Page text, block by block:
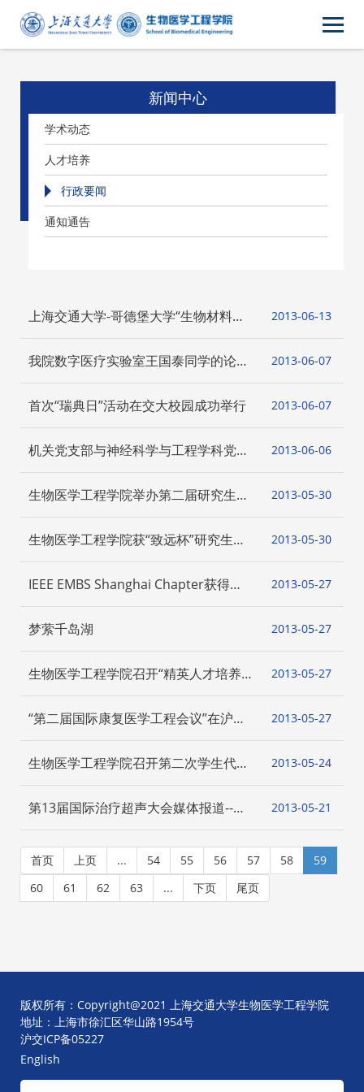
新闻中心
学术动态
人才培养
行政要闻
通知通告
上海交通大学-哥德堡大学“生物材料与
再生医学”双边研讨会在我院召开
13
2013-06
我院数字医疗实验室王国泰同学的论文
入选Medical Physics杂志封面论文
07
2013-06
首次“瑞典日”活动在交大校园成功举行 07
2013-06
机关党支部与神经科学与工程学科党支
部结对共建活动
06
2013-06
生物医学工程学院举办第二届研究生乒
乓球比赛
30
2013-05
生物医学工程学院获“致远杯”研究生乒
乓球大赛冠军
30
2013-05
IEEE EMBS Shanghai Chapter获得
2013年IEEE EMBS Best New Chapter
Award
27
2013-05
梦萦千岛湖 27
2013-05
生物医学工程学院召开“精英人才培养论
坛”
27
2013-05
“第二届国际康复医学工程会议”在沪成
功举办
27
2013-05
生物医学工程学院召开第二次学生代表
大会
24
2013-05
第13届国际治疗超声大会媒体报道--文
汇报报道
21
2013-05
首页 上页 ... 54 55 56 57 58
59
60
61 62 63 ... 下页 尾页
版权所有：Copyright@2021 上海交通大学生物医学工程学院
地址：上海市徐汇区华山路1954号
沪交ICP备05227
English